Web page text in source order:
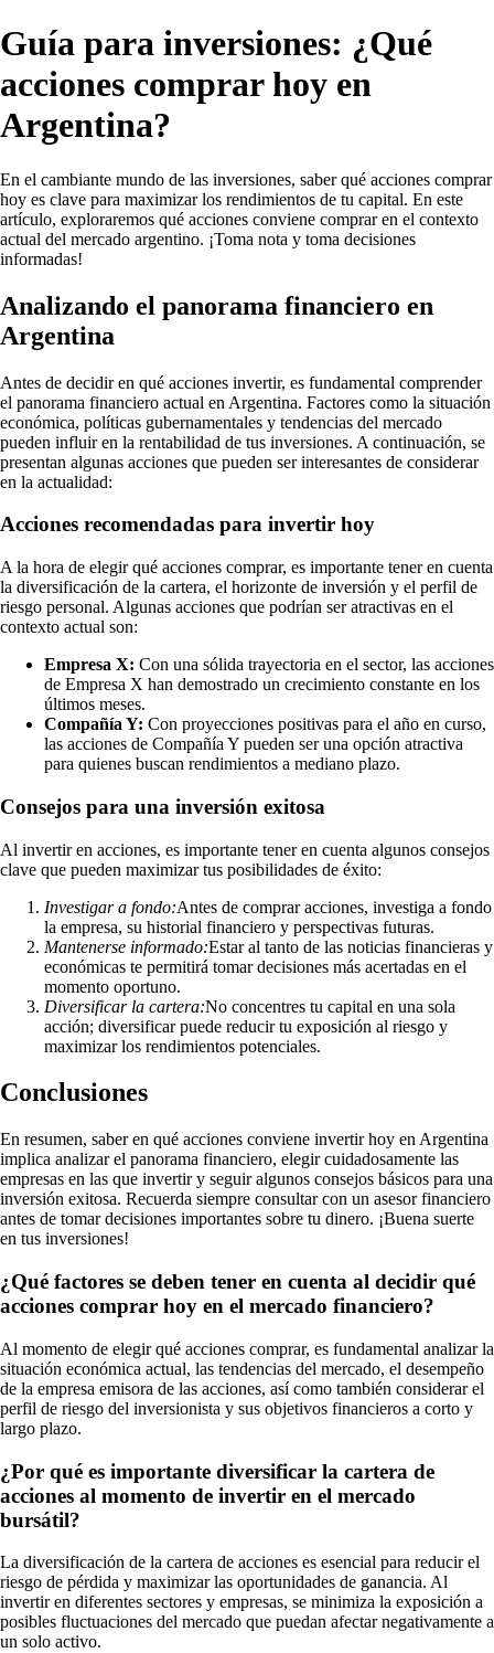
Guía para inversiones: ¿Qué
acciones comprar hoy en
Argentina?
En el cambiante mundo de las inversiones, saber qué acciones comprar
hoy es clave para maximizar los rendimientos de tu capital. En este
artículo, exploraremos qué acciones conviene comprar en el contexto
actual del mercado argentino. ¡Toma nota y toma decisiones
informadas!
Analizando el panorama financiero en
Argentina
Antes de decidir en qué acciones invertir, es fundamental comprender
el panorama financiero actual en Argentina. Factores como la situación
económica, políticas gubernamentales y tendencias del mercado
pueden influir en la rentabilidad de tus inversiones. A continuación, se
presentan algunas acciones que pueden ser interesantes de considerar
en la actualidad:
Acciones recomendadas para invertir hoy
A la hora de elegir qué acciones comprar, es importante tener en cuenta
la diversificación de la cartera, el horizonte de inversión y el perfil de
riesgo personal. Algunas acciones que podrían ser atractivas en el
contexto actual son:
Empresa X: Con una sólida trayectoria en el sector, las acciones
de Empresa X han demostrado un crecimiento constante en los
últimos meses.
Compañía Y: Con proyecciones positivas para el año en curso,
las acciones de Compañía Y pueden ser una opción atractiva
para quienes buscan rendimientos a mediano plazo.
Consejos para una inversión exitosa
Al invertir en acciones, es importante tener en cuenta algunos consejos
clave que pueden maximizar tus posibilidades de éxito:
Investigar a fondo:Antes de comprar acciones, investiga a fondo
la empresa, su historial financiero y perspectivas futuras.
Mantenerse informado:Estar al tanto de las noticias financieras y
económicas te permitirá tomar decisiones más acertadas en el
momento oportuno.
Diversificar la cartera:No concentres tu capital en una sola
acción; diversificar puede reducir tu exposición al riesgo y
maximizar los rendimientos potenciales.
Conclusiones
En resumen, saber en qué acciones conviene invertir hoy en Argentina
implica analizar el panorama financiero, elegir cuidadosamente las
empresas en las que invertir y seguir algunos consejos básicos para una
inversión exitosa. Recuerda siempre consultar con un asesor financiero
antes de tomar decisiones importantes sobre tu dinero. ¡Buena suerte
en tus inversiones!
¿Qué factores se deben tener en cuenta al decidir qué
acciones comprar hoy en el mercado financiero?
Al momento de elegir qué acciones comprar, es fundamental analizar la
situación económica actual, las tendencias del mercado, el desempeño
de la empresa emisora de las acciones, así como también considerar el
perfil de riesgo del inversionista y sus objetivos financieros a corto y
largo plazo.
¿Por qué es importante diversificar la cartera de
acciones al momento de invertir en el mercado
bursátil?
La diversificación de la cartera de acciones es esencial para reducir el
riesgo de pérdida y maximizar las oportunidades de ganancia. Al
invertir en diferentes sectores y empresas, se minimiza la exposición a
posibles fluctuaciones del mercado que puedan afectar negativamente a
un solo activo.